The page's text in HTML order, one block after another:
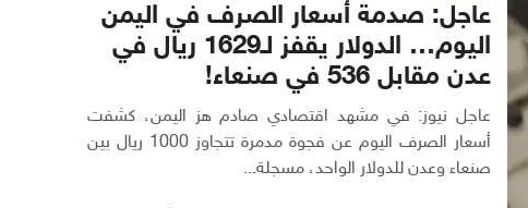
عاجل: صدمة أسعار الصرف في اليمن
اليوم… الدولار يقفز لـ1629 ريال في
عدن مقابل 536 في صنعاء!
عاجل نيوز: في مشهد اقتصادي صادم هز اليمن، كشفت
أسعار الصرف اليوم عن فجوة مدمرة تتجاوز 1000 ريال بين
صنعاء وعدن للدولار الواحد، مسجلة...